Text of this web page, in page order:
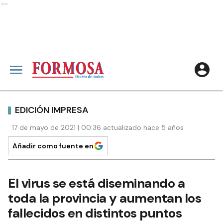
Ads
EDICIÓN IMPRESA
17 de mayo de 2021 | 00:36 actualizado hace 5 años
Añadir como fuente en
El virus se está diseminando a
toda la provincia y aumentan los
fallecidos en distintos puntos